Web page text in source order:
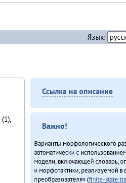
Язык:
(1),
Ссылка на описание
Важно!
Варианты морфологического
автоматически с
модели, включающей словарь,
и морфотактики, реализуемой в
преобразователя» (finite-state